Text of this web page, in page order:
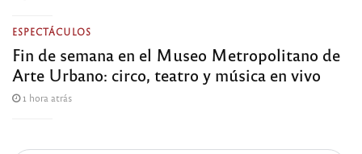
ESPECTÁCULOS
Fin de semana en el Museo Metropolitano de
Arte Urbano: circo, teatro y música en vivo
1 hora atrás